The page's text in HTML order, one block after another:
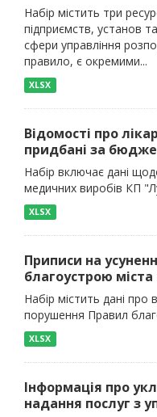
Набір містить три
підприємств, установ
сфери управління
правило, є окремими...
XLSX
Відомості про
придбані за
Набір включає дані
медичних виробів КП
XLSX
Приписи на
благоустрою
Набір містить дані про
порушення Правил
XLSX
Інформація про
надання послуг з